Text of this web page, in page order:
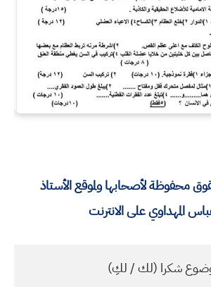
محفوظة لأصحابها ولموقع الأستاذ
المهداوي على الانترنت
شكرا (لك / لكِ)